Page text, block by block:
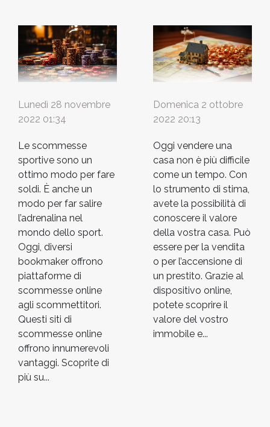
Lunedì 28 novembre
2022 01:34
Le scommesse
sportive sono un
ottimo modo per fare
soldi. È anche un
modo per far salire
l’adrenalina nel
mondo dello sport.
Oggi, diversi
bookmaker offrono
piattaforme di
scommesse online
agli scommettitori.
Questi siti di
scommesse online
offrono innumerevoli
vantaggi. Scoprite di
più su...
Domenica 2 ottobre
2022 20:13
Oggi vendere una
casa non è più difficile
come un tempo. Con
lo strumento di stima,
avete la possibilità di
conoscere il valore
della vostra casa. Può
essere per la vendita
o per l’accensione di
un prestito. Grazie al
dispositivo online,
potete scoprire il
valore del vostro
immobile e...